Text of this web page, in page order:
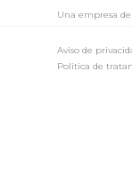
Una empresa de
Aviso de
Politica de